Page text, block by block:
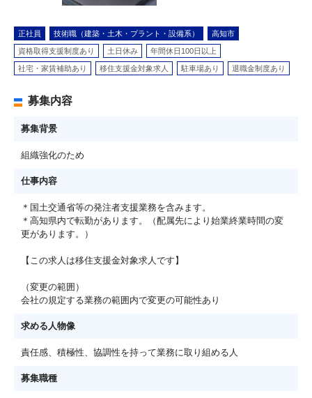
正社員 技術職（建築・土木・プラント・設備系） 高知市
資格取得支援制度あり 土日休み 年間休日100日以上
社宅・家賃補助あり 移住支援金対象求人 駐車場あり 退職金制度あり
募集内容
募集背景
組織強化のため
仕事内容
＊国土交通省等の発注者支援業務を含みます。
＊高知県内で転勤があります。（配属先により始業終業時間の変
更があります。）
【この求人は移住支援金対象求人です】
（変更の範囲）
会社の規定する業務の範囲内で変更の可能性あり
求める人物像
責任感、積極性、協調性を持って業務に取り組める人
募集職種